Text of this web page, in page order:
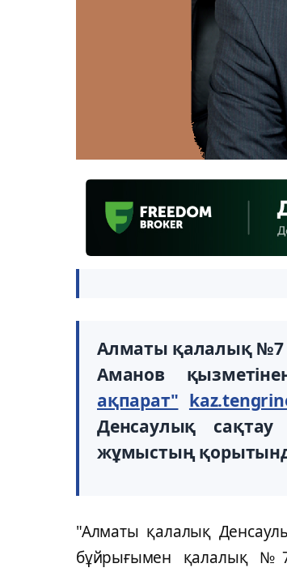
Алматы қалалық №7
Аманов
ақпарат"
Денсаулық сақтау
жұмыстың
"Алматы қалалық
бұйрығымен қалалық №7